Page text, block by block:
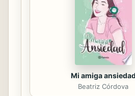
Mi amiga ansiedad
Beatriz Córdova